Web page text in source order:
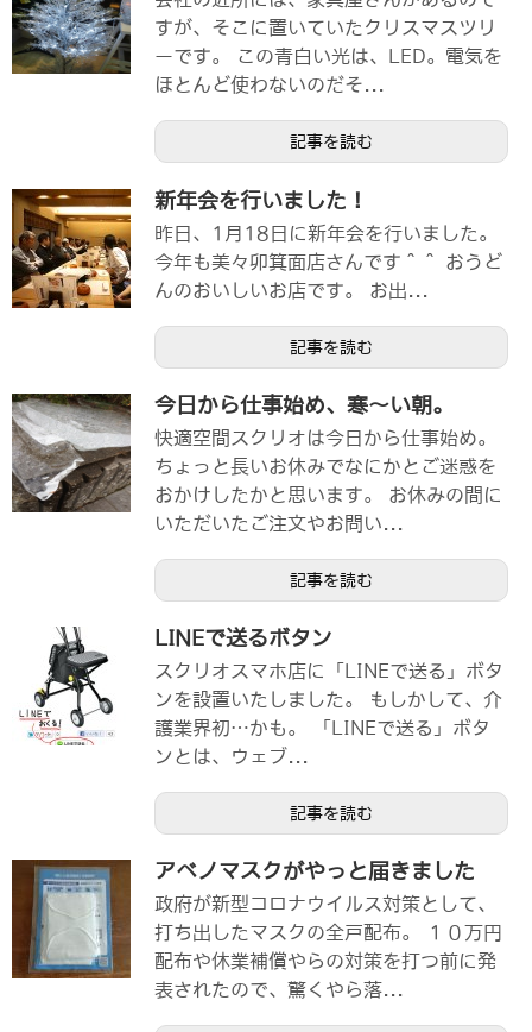
すが、そこに置いていたクリスマスツリ
ーです。 この青白い光は、LED。電気を
ほとんど使わないのだそ...
記事を読む
新年会を行いました！
昨日、1月18日に新年会を行いました。
今年も美々卯箕面店さんです＾＾ おうど
んのおいしいお店です。 お出...
記事を読む
今日から仕事始め、寒～い朝。
快適空間スクリオは今日から仕事始め。
ちょっと長いお休みでなにかとご迷惑を
おかけしたかと思います。 お休みの間に
いただいたご注文やお問い...
記事を読む
LINEで送るボタン
スクリオスマホ店に「LINEで送る」ボタ
ンを設置いたしました。 もしかして、介
護業界初…かも。 「LINEで送る」ボタ
ンとは、ウェブ...
記事を読む
アベノマスクがやっと届きました
政府が新型コロナウイルス対策として、
打ち出したマスクの全戸配布。 １０万円
配布や休業補償やらの対策を打つ前に発
表されたので、驚くやら落...